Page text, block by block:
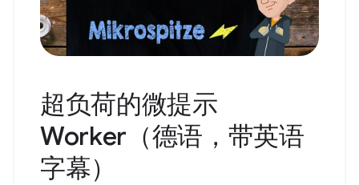
超负荷的微提示
Worker（德语，带英语
字幕）